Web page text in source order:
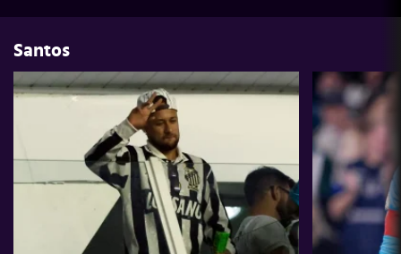
Santos